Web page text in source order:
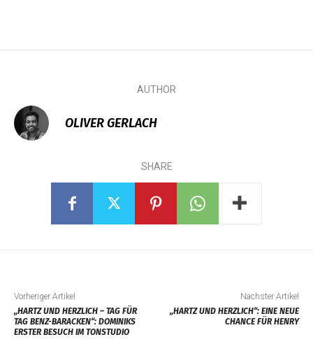
AUTHOR
OLIVER GERLACH
SHARE
Vorheriger Artikel
„HARTZ UND HERZLICH – TAG FÜR
TAG BENZ-BARACKEN“: DOMINIKS
ERSTER BESUCH IM TONSTUDIO
Nächster Artikel
„HARTZ UND HERZLICH“: EINE NEUE
CHANCE FÜR HENRY